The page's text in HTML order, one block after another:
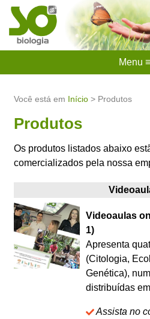
Você está em Início > Produtos
Produtos
Os produtos listados abaixo
comercializados pela nossa
Videoaulas
1)
Apresenta
(Citologia,
Genética),
distribuídas
Assista no